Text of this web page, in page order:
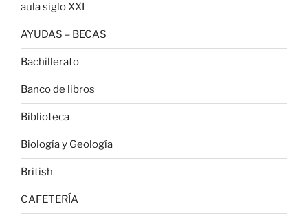
aula siglo XXI
AYUDAS – BECAS
Bachillerato
Banco de libros
Biblioteca
Biología y Geología
British
CAFETERÍA